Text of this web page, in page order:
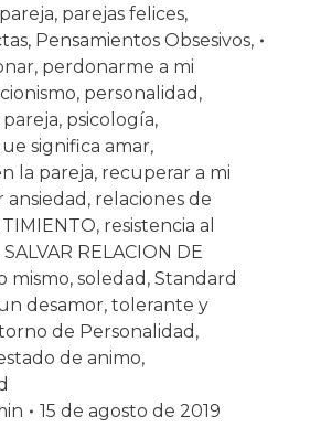
pareja, parejas felices,
, Pensamientos Obsesivos,
, perdonarme a mi
, personalidad ,
, psicología,
significa amar,
la pareja, recuperar a mi
ansiedad , relaciones de
, resistencia al
SALVAR RELACION DE
mismo, soledad , Standard
desamor, tolerante y
de Personalidad ,
de animo,
15 de agosto de 2019